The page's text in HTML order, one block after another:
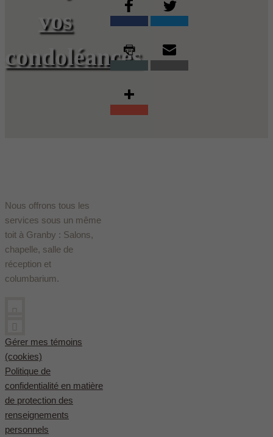
vos
condoléances
Nous offrons tous les
services sous un même
toit à Granby : Salons,
chapelle, salle de
réception et
columbarium.
Gérer mes témoins
(cookies)
Politique de
confidentialité en matière
de protection des
renseignements
personnels